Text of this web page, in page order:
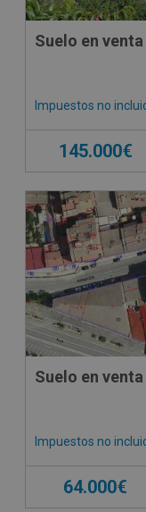
Suelo en venta
Impuestos no
145.000€
Suelo en
Impuestos no
64.000€